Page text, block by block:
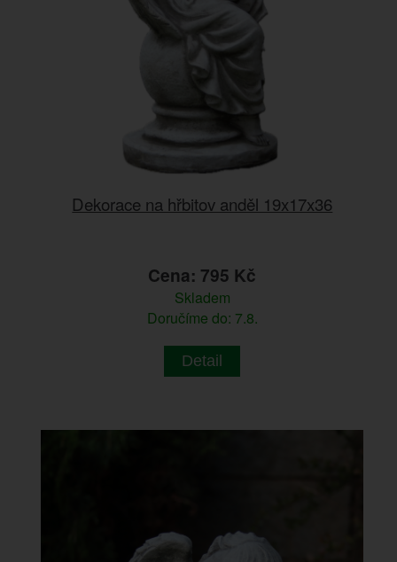
Dekorace na hřbitov anděl 19x17x36
Cena: 795 Kč
Skladem
Doručíme do: 7.8.
Detail